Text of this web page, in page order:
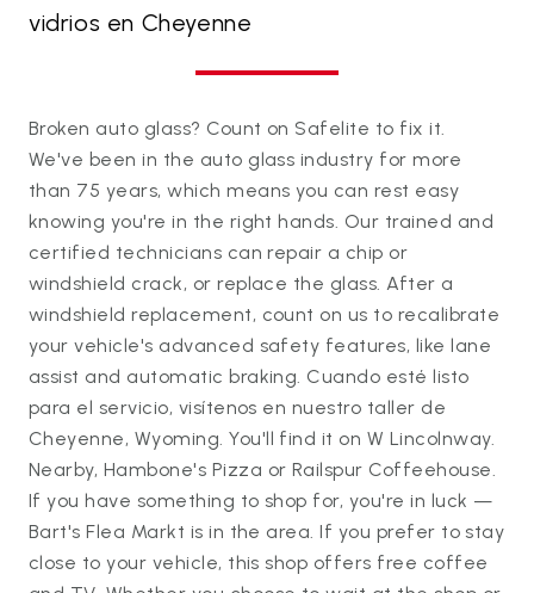
vidrios en Cheyenne
Broken auto glass? Count on Safelite to fix it.
We've been in the auto glass industry for more
than 75 years, which means you can rest easy
knowing you're in the right hands. Our trained and
certified technicians can repair a chip or
windshield crack, or replace the glass. After a
windshield replacement, count on us to recalibrate
your vehicle's advanced safety features, like lane
assist and automatic braking. Cuando esté listo
para el servicio, visítenos en nuestro taller de
Cheyenne, Wyoming. You'll find it on W Lincolnway.
Nearby, Hambone's Pizza or Railspur Coffeehouse.
If you have something to shop for, you're in luck —
Bart's Flea Markt is in the area. If you prefer to stay
close to your vehicle, this shop offers free coffee